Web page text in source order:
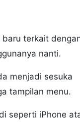
terkait
nanti.
menjadi sesuka
tampilan menu.
seperti iPhone